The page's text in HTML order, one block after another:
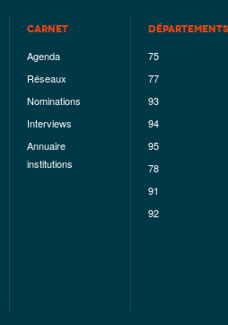
CARNET
Agenda
Réseaux
Nominations
Interviews
Annuaire
institutions
DÉPARTEMENTS
75
77
93
94
95
78
91
92